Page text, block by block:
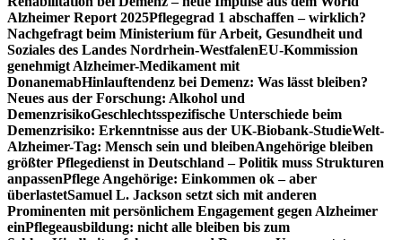
Alzheimer Report 2025Pflegegrad 1 abschaffen – wirklich?
Nachgefragt beim Ministerium für Arbeit, Gesundheit und
Soziales des Landes Nordrhein-WestfalenEU-Kommission
genehmigt Alzheimer-Medikament mit
DonanemabHinlauftendenz bei Demenz: Was lässt bleiben?
Neues aus der Forschung: Alkohol und
DemenzrisikoGeschlechtsspezifische Unterschiede beim
Demenzrisiko: Erkenntnisse aus der UK-Biobank-StudieWelt-
Alzheimer-Tag: Mensch sein und bleibenAngehörige bleiben
größter Pflegedienst in Deutschland – Politik muss Strukturen
anpassenPflege Angehörige: Einkommen ok – aber
überlastetSamuel L. Jackson setzt sich mit anderen
Prominenten mit persönlichem Engagement gegen Alzheimer
einPflegeausbildung: nicht alle bleiben bis zum